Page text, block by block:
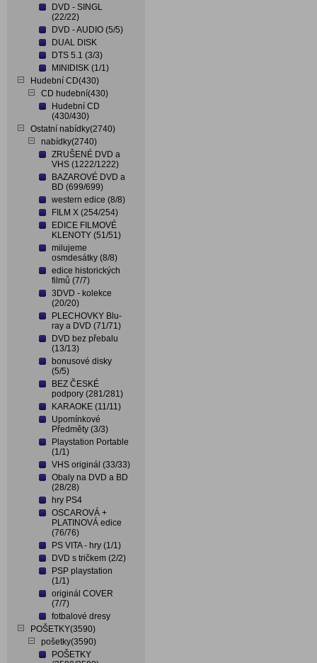
DVD - SINGL
(22/22)
DVD - AUDIO (5/5)
DUAL DISK
DTS 5.1 (3/3)
MINIDISK (1/1)
Hudební CD(430)
CD hudební(430)
Hudební CD
(430/430)
Ostatní nabídky(2740)
nabídky(2740)
ZRUŠENÉ DVD a
VHS (1222/1222)
BAZAROVÉ DVD a
BD (699/699)
western edice (8/8)
FILM X (254/254)
EDICE FILMOVÉ
KLENOTY (51/51)
milujeme
osmdesátky (8/8)
edice historických
filmů (7/7)
3DVD - kolekce
(20/20)
PLECHOVKY Blu-
ray a DVD (71/71)
DVD bez přebalu
(13/13)
bonusové disky
(5/5)
BEZ ČESKÉ
podpory (281/281)
KARAOKE (11/11)
Upomínkové
Předměty (3/3)
Playstation Portable
(1/1)
VHS originál (33/33)
Obaly na DVD a BD
(28/28)
hry PS4
OSCAROVÁ +
PLATINOVÁ edice
(76/76)
PS VITA - hry (1/1)
DVD s tričkem (2/2)
PSP playstation
(1/1)
originál COVER
(7/7)
fotbalové dresy
POŠETKY(3590)
pošetky(3590)
POŠETKY